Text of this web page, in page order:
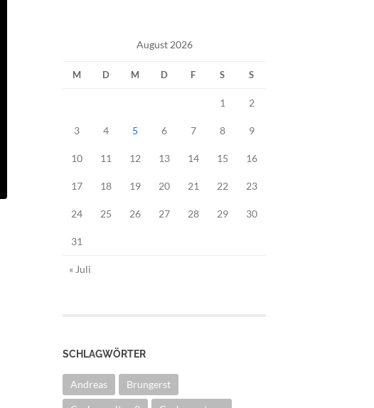
August 2026
M D M D F S S
1 2
3 4 5 6 7 8 9
10 11 12 13 14 15 16
17 18 19 20 21 22 23
24 25 26 27 28 29 30
31
« Juli
SCHLAGWÖRTER
Andreas Brungerst